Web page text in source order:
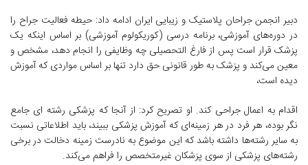
دبیر انجمن جراحان پلاستیک و زیبایی ایران ادامه داد: حیطه فعالیت جراح را
در دوره‌های آموزشی، برنامه درسی (کوریکولوم آموزشی) بر اساس اینکه یک
پزشک قرار است پس از فارغ التحصیلی چه وظایفی را انجام دهد، مشخص و
معین می‌کند و پزشک به طور قانونی حق دارد تنها بر اساس مواردی که آموزش
دیده است،
اقدام به اعمال جراحی کند. او تصریح کرد: از آنجا که پزشکی رشته ای جامع
نگر بوده، هر فرد در هر زمینه‌ای که آموزش پزشکی ببیند، باید اطلاعاتی نسبت
به سایر رشته‌ها داشته باشد که این موضوع به نادرست زمینه دخالت در برخی
رشته‌های پزشکی از سوی پزشکان غیرمتخصص را فراهم می‌کند.